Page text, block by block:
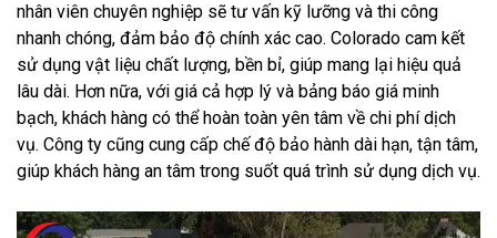
nhân viên chuyên nghiệp sẽ tư vấn kỹ lưỡng và thi công
nhanh chóng, đảm bảo độ chính xác cao. Colorado cam kết
sử dụng vật liệu chất lượng, bền bỉ, giúp mang lại hiệu quả
lâu dài. Hơn nữa, với giá cả hợp lý và bảng báo giá minh
bạch, khách hàng có thể hoàn toàn yên tâm về chi phí dịch
vụ. Công ty cũng cung cấp chế độ bảo hành dài hạn, tận tâm,
giúp khách hàng an tâm trong suốt quá trình sử dụng dịch vụ.